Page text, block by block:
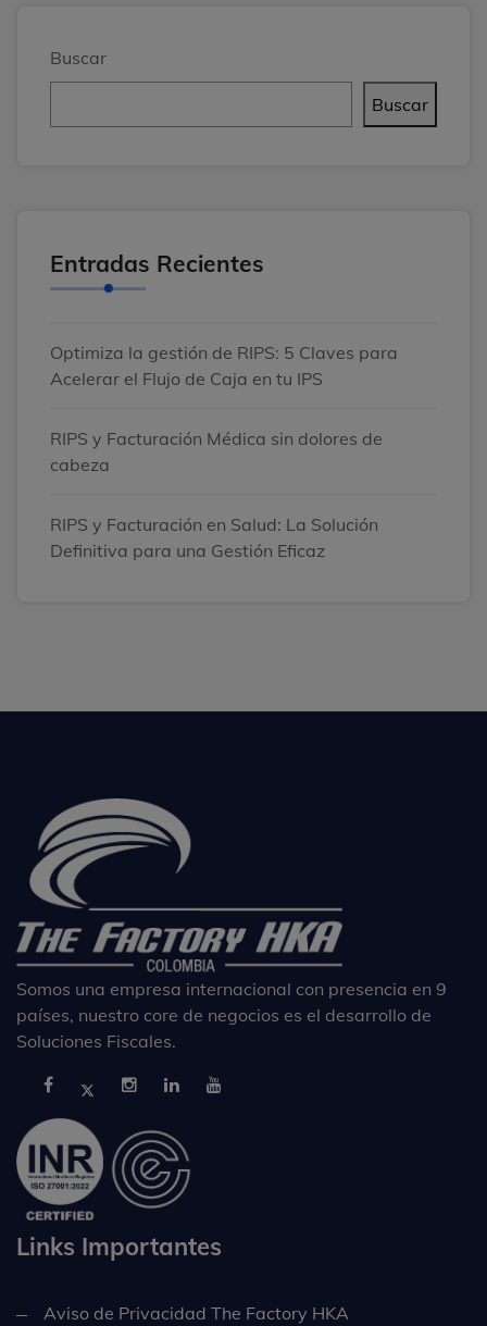
Buscar
Buscar
Entradas Recientes
Optimiza la gestión de RIPS: 5 Claves para
Acelerar el Flujo de Caja en tu IPS
RIPS y Facturación Médica sin dolores de
cabeza
RIPS y Facturación en Salud: La Solución
Definitiva para una Gestión Eficaz
Somos una empresa internacional con presencia en 9
países, nuestro core de negocios es el desarrollo de
Soluciones Fiscales.
Links Importantes
Aviso de Privacidad The Factory HKA